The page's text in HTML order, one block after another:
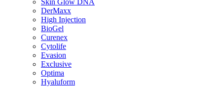
Skin Glow DNA
DerMaxx
High Injection
BioGel
Curenex
Cytolife
Evasion
Exclusive
Optima
Hyaluform